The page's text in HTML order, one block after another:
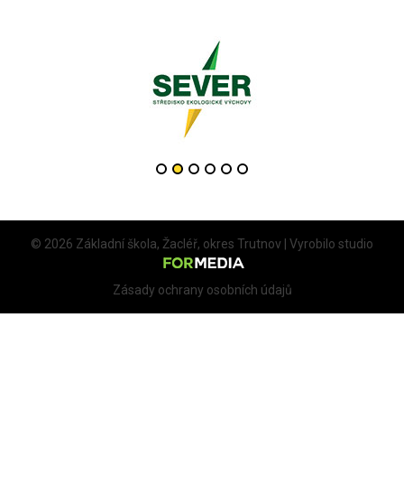
© 2026 Základní škola, Žacléř, okres Trutnov | Vyrobilo studio
Zásady ochrany osobních údajů